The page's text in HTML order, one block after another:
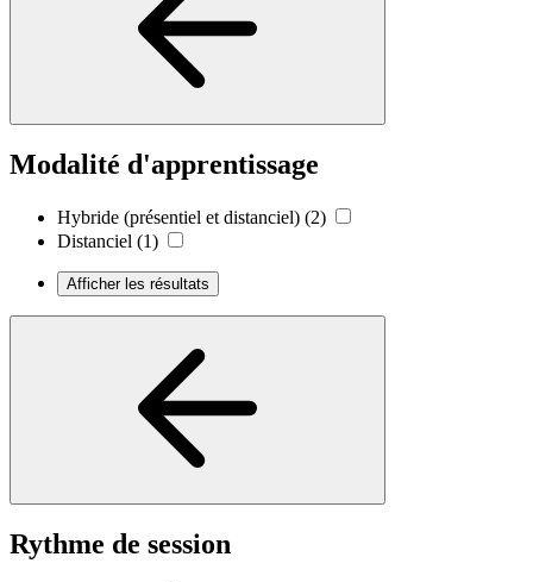
Modalité d'apprentissage
Hybride (présentiel et distanciel) (2)
Distanciel (1)
Afficher les résultats
Rythme de session